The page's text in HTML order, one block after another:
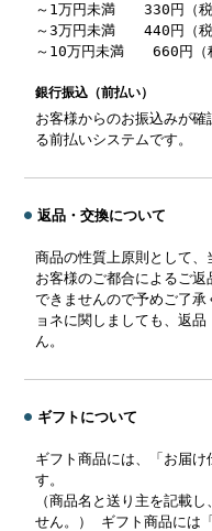
～1万円未満 330円（税
～3万円未満 440円（税
～10万円未満 660円（
銀行振込（前払い）
お客様からのお振込みが
る前払いシステムです。
返品・交換について
商品の性質上原則として
お客様のご都合によるご
できませんので予めご了
ョネに関しましても、返
ん。
ギフトについて
ギフト商品には、「お届
す。
（商品名と送り主を記載
せん。） ギフト商品には